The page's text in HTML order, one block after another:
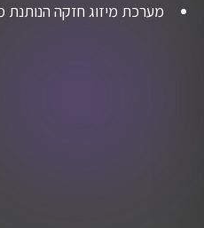
מערכת מיזוג חזקה הנותנת